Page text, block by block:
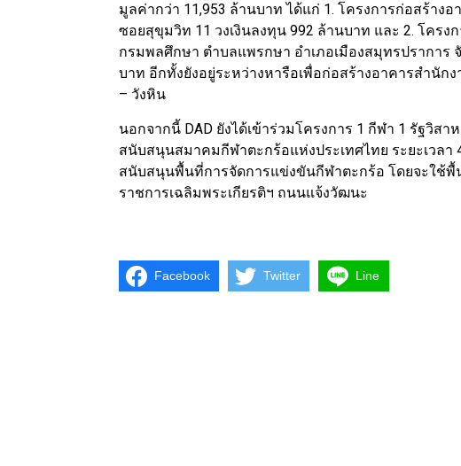
มูลค่ากว่า 11,953 ล้านบาท ได้แก่ 1. โครงการก่อสร้า
ซอยสุขุมวิท 11 วงเงินลงทุน 992 ล้านบาท และ 2. โคร
กรมพลศึกษา ตำบลแพรกษา อำเภอเมืองสมุทรปราการ
บาท อีกทั้งยังอยู่ระหว่างหารือเพื่อก่อสร้างอาคารสำนั
– วังหิน
นอกจากนี้ DAD ยังได้เข้าร่วมโครงการ 1 กีฬา 1 รัฐวิส
สนับสนุนสมาคมกีฬาตะกร้อแห่งประเทศไทย ระยะเวล
สนับสนุนพื้นที่การจัดการแข่งขันกีฬาตะกร้อ โดยจะใช้พื้
ราชการเฉลิมพระเกียรติฯ ถนนแจ้งวัฒนะ
Facebook Twitter Line